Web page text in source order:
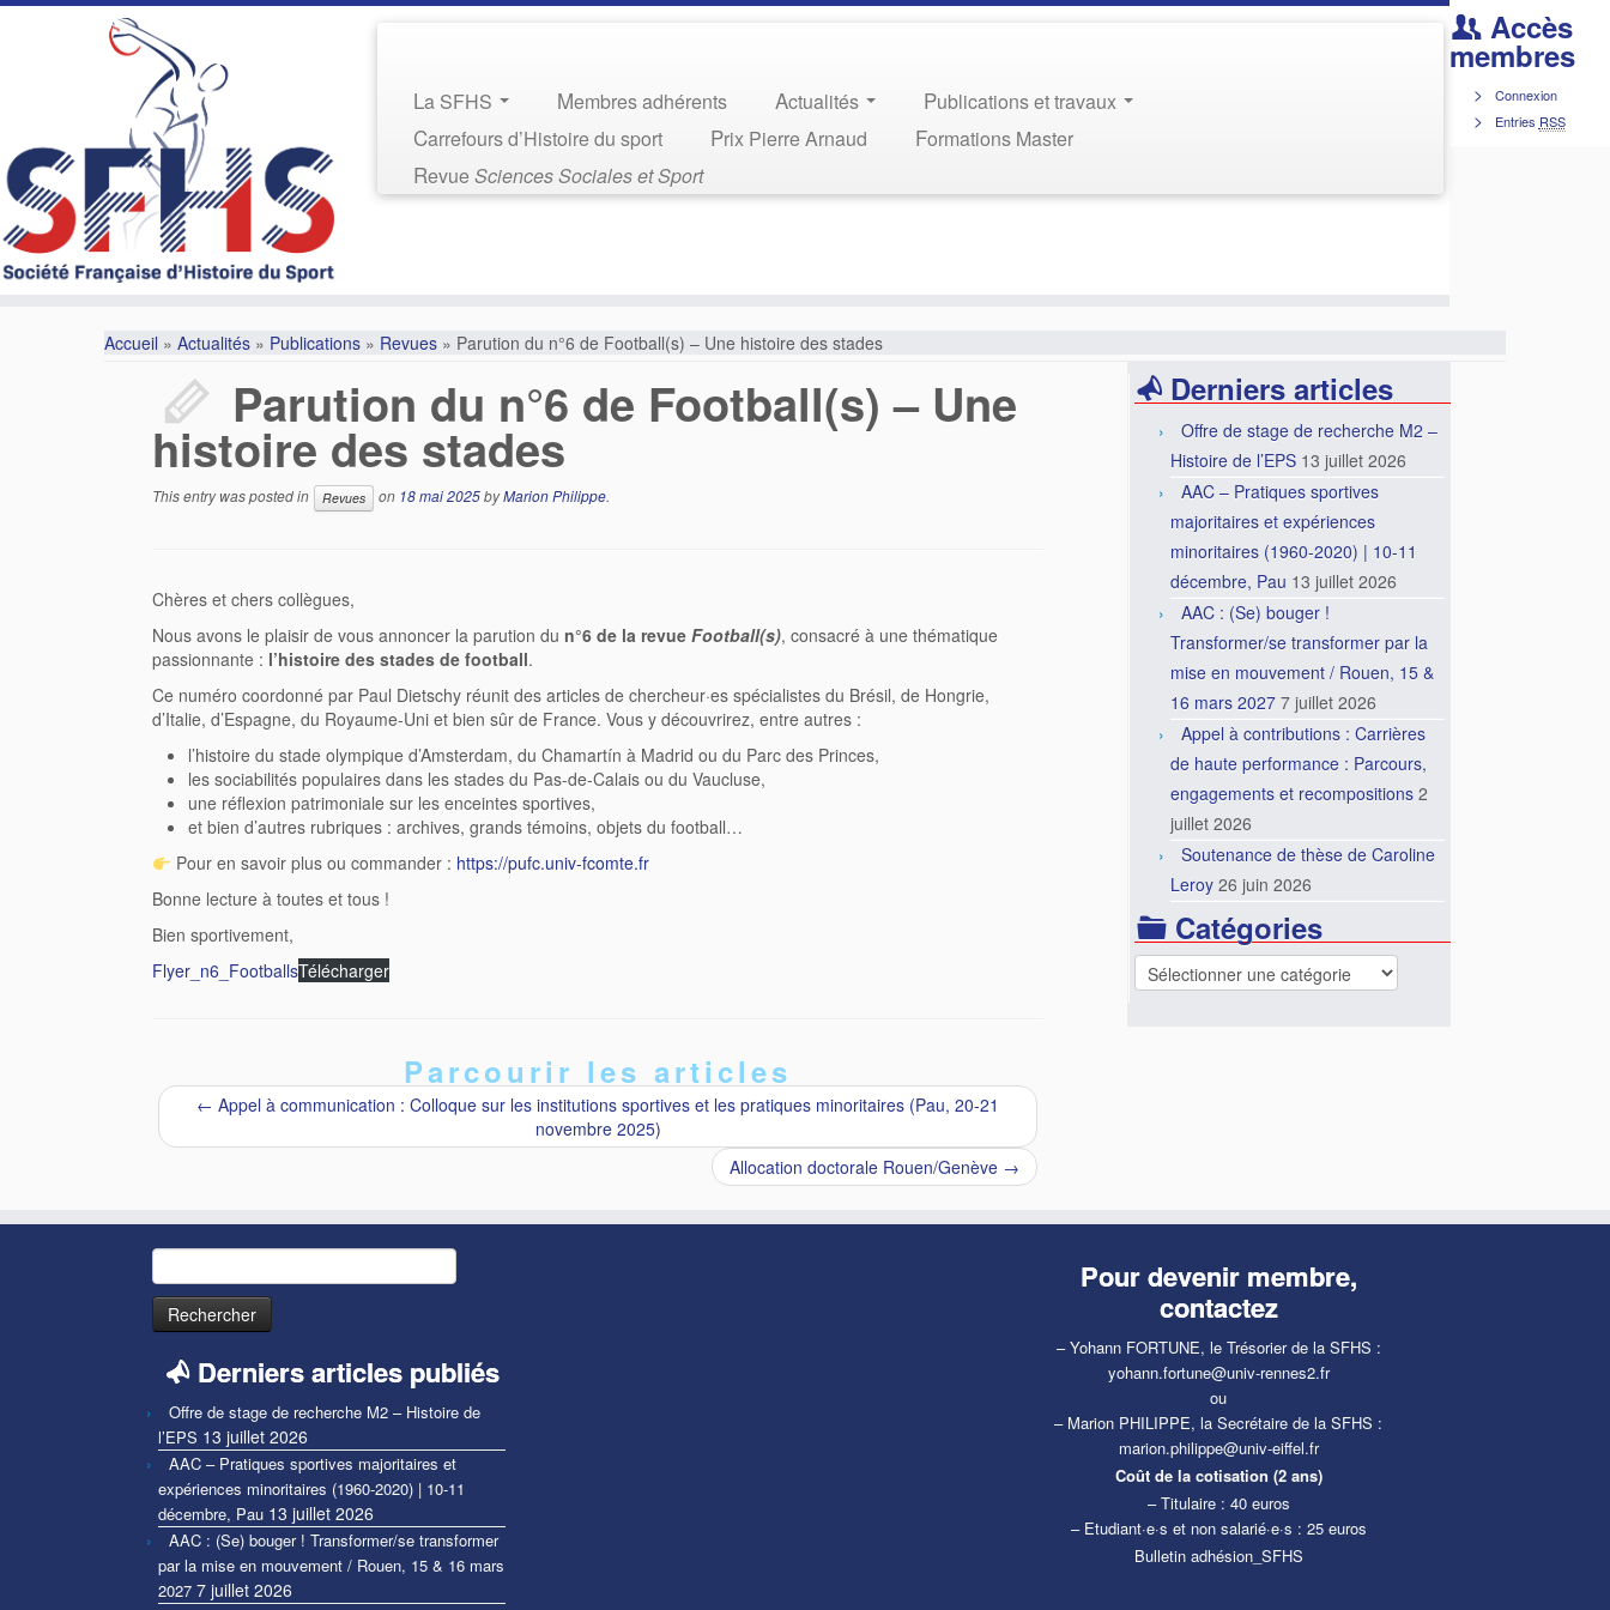
Accès
membres
Connexion
Entries RSS
La SFHS Membres adhérents Actualités
Publications et travaux
Carrefours d’Histoire du sport
Prix Pierre Arnaud
Formations Master
RevueSciences Sociales et Sport
Accueil » Actualités » Publications » Revues » Parution du n°6 de Football(s) – Une histoire des stades
Parution du n°6 de Football(s) – Une
histoire des stades
This entry was posted in Revues on 18 mai 2025byMarion Philippe.
Chères et chers collègues,
Nous avons le plaisir de vous annoncer la parution du n°6 de la revue Football(s), consacré à une thématique
passionnante : l’histoire des stades de football.
Ce numéro coordonné par Paul Dietschy réunit des articles de chercheur·es spécialistes du Brésil, de Hongrie,
d’Italie, d’Espagne, du Royaume-Uni et bien sûr de France. Vous y découvrirez, entre autres :
l’histoire du stade olympique d’Amsterdam, du Chamartín à Madrid ou du Parc des Princes,
les sociabilités populaires dans les stades du Pas-de-Calais ou du Vaucluse,
une réflexion patrimoniale sur les enceintes sportives,
et bien d’autres rubriques : archives, grands témoins, objets du football…
Pour en savoir plus ou commander : https://pufc.univ-fcomte.fr
Bonne lecture à toutes et tous !
Bien sportivement,
Flyer_n6_FootballsTélécharger
Parcourir les articles
← Appel à communication : Colloque sur les institutions sportives et les pratiques minoritaires (Pau, 20-21
novembre 2025)
Allocation doctorale Rouen/Genève →
Derniers articles
Offre de stage de recherche M2 –
Histoire de l’EPS 13 juillet 2026
AAC – Pratiques sportives
majoritaires et expériences
minoritaires (1960-2020) | 10-11
décembre, Pau 13 juillet 2026
AAC : (Se) bouger !
Transformer/se transformer par la
mise en mouvement / Rouen, 15 &
16 mars 2027 7 juillet 2026
Appel à contributions : Carrières
de haute performance : Parcours,
engagements et recompositions 2
juillet 2026
Soutenance de thèse de Caroline
Leroy 26 juin 2026
Catégories
Catégories
Rechercher :
Derniers articles publiés
Offre de stage de recherche M2 – Histoire de
l’EPS 13 juillet 2026
AAC – Pratiques sportives majoritaires et
expériences minoritaires (1960-2020) | 10-11
décembre, Pau 13 juillet 2026
AAC : (Se) bouger ! Transformer/se transformer
par la mise en mouvement / Rouen, 15 & 16 mars
2027 7 juillet 2026
Pour devenir membre,
contactez
– Yohann FORTUNE, le Trésorier de la SFHS :
yohann.fortune@univ-rennes2.fr
ou
– Marion PHILIPPE, la Secrétaire de la SFHS :
marion.philippe@univ-eiffel.fr
Coût de la cotisation (2 ans)
– Titulaire : 40 euros
– Etudiant·e·s et non salarié·e·s : 25 euros
Bulletin adhésion_SFHS